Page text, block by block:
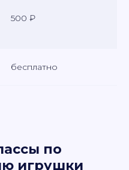
500 ₽
бесплатно
по
игрушки